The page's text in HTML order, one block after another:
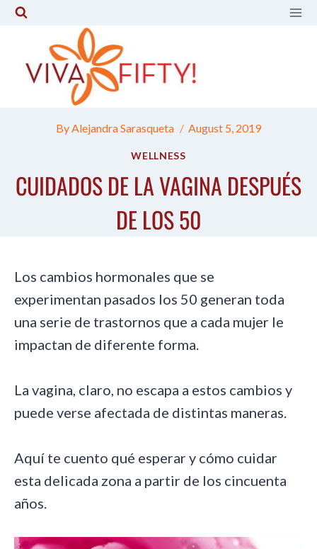
Skip
content
By Alejandra Sarasqueta August 5, 2019
WELLNESS
CUIDADOS DE LA VAGINA DESPUÉS
DE LOS 50
Los cambios hormonales que se
experimentan pasados los 50 generan toda
una serie de trastornos que a cada mujer le
impactan de diferente forma.
La vagina, claro, no escapa a estos cambios y
puede verse afectada de distintas maneras.
Aquí te cuento qué esperar y cómo cuidar
esta delicada zona a partir de los cincuenta
años.